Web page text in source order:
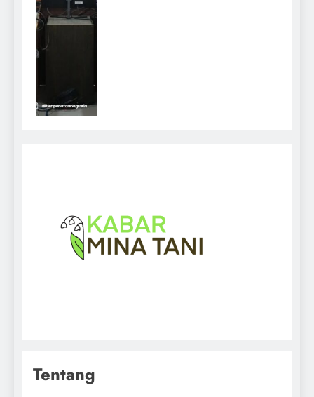
Tentang